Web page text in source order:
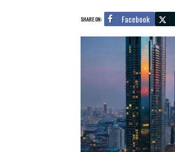
SHARE ON: Facebook